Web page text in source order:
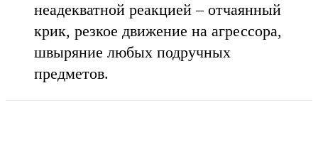
неадекватной реакцией – отчаянный
крик, резкое движение на агрессора,
швыряние любых подручных
предметов.